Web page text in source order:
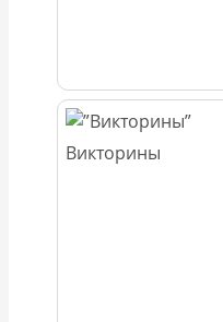
Викторины